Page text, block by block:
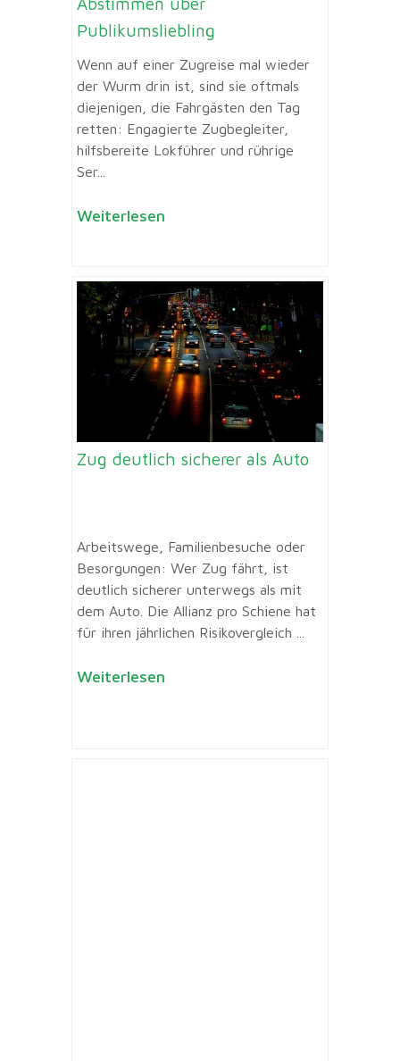
Publikumsliebling
Wenn auf einer Zugreise mal wieder
der Wurm drin ist, sind sie oftmals
diejenigen, die Fahrgästen den Tag
retten: Engagierte Zugbegleiter,
hilfsbereite Lokführer und rührige
Ser...
Weiterlesen
Zug deutlich sicherer als Auto
Arbeitswege, Familienbesuche oder
Besorgungen: Wer Zug fährt, ist
deutlich sicherer unterwegs als mit
dem Auto. Die Allianz pro Schiene hat
für ihren jährlichen Risikovergleich ...
Weiterlesen